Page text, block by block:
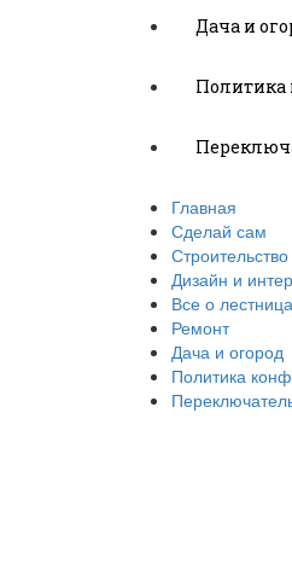
Дача и
Политика
Главная
Сделай сам
Строительство
Дизайн и
Все о
Ремонт
Дача и огород
Политика